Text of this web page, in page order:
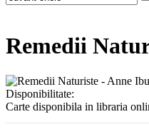
Remedii
Disponibilitate:
Carte disponibila in libraria